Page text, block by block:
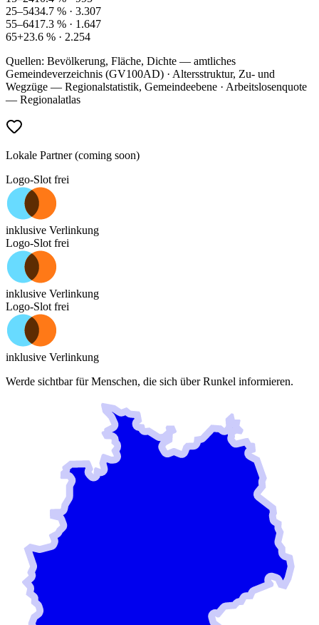
25–5434.7 % · 3.307
55–6417.3 % · 1.647
65+23.6 % · 2.254
Quellen: Bevölkerung, Fläche, Dichte — amtliches
Gemeindeverzeichnis (GV100AD) · Altersstruktur, Zu- und
Wegzüge — Regionalstatistik, Gemeindeebene · Arbeitslosenquote
— Regionalatlas
Lokale Partner (coming soon)
Logo-Slot frei
inklusive Verlinkung
Logo-Slot frei
inklusive Verlinkung
Logo-Slot frei
inklusive Verlinkung
Werde sichtbar für Menschen, die sich überRunkel informieren.